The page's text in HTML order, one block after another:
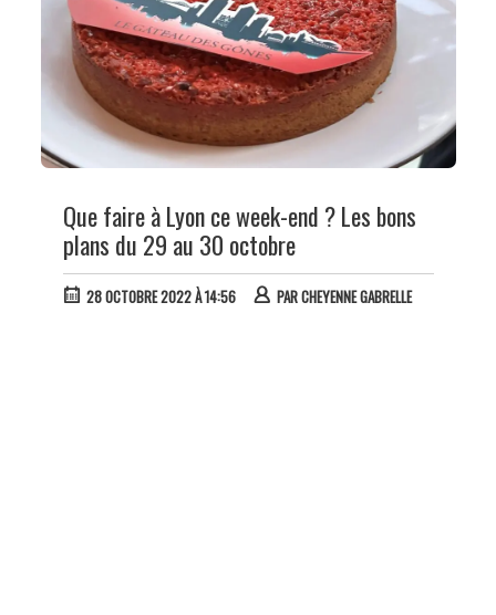
Que faire à Lyon ce week-end ? Les bons
plans du 29 au 30 octobre
28 OCTOBRE 2022 À 14:56 PARCHEYENNE GABRELLE